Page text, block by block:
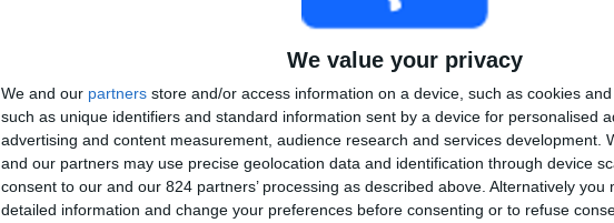
We value your privacy
We and our partners store and/or access information on a device, such as cookies
such as unique identifiers and standard information sent by a device for personalised
advertising and content measurement, audience research and services development.
and our partners may use precise geolocation data and identification through device
consent to our and our 824 partners’ processing as described above. Alternatively you
detailed information and change your preferences before consenting or to refuse
75%
11
4
VS Zambia
6
COMPETITIES
Ranglijst op competities